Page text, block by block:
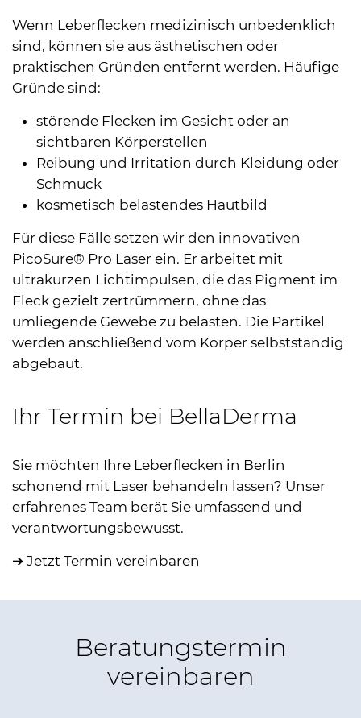
Wenn Leberflecken medizinisch unbedenklich
sind, können sie aus ästhetischen oder
praktischen Gründen entfernt werden. Häufige
Gründe sind:
störende Flecken im Gesicht oder an
sichtbaren Körperstellen
Reibung und Irritation durch Kleidung oder
Schmuck
kosmetisch belastendes Hautbild
Für diese Fälle setzen wir den innovativen
PicoSure® Pro Laser ein. Er arbeitet mit
ultrakurzen Lichtimpulsen, die das Pigment im
Fleck gezielt zertrümmern, ohne das
umliegende Gewebe zu belasten. Die Partikel
werden anschließend vom Körper selbstständig
abgebaut.
Ihr Termin bei BellaDerma
Sie möchten Ihre Leberflecken in Berlin
schonend mit Laser behandeln lassen? Unser
erfahrenes Team berät Sie umfassend und
verantwortungsbewusst.
➔ Jetzt Termin vereinbaren
Beratungstermin
vereinbaren